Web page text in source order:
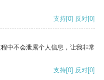
支持[0] 反对[0]
中不会泄露个人信息，让我非常
支持[0] 反对[0]